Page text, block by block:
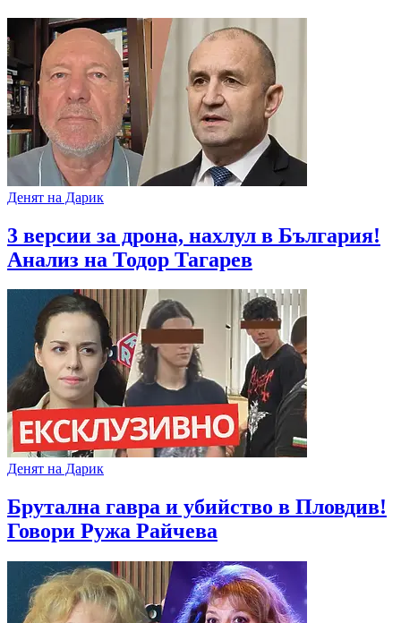
Денят на Дарик
3 версии за дрона, нахлул в България!
Анализ на Тодор Тагарев
Денят на Дарик
Брутална гавра и убийство в Пловдив!
Говори Ружа Райчева